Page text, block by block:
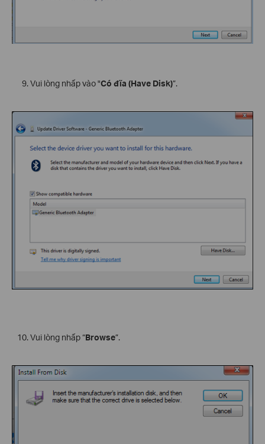
Vui lòng nhấp vào "Có đĩa (Have Disk)”.
Vui lòng nhấp “Browse”.